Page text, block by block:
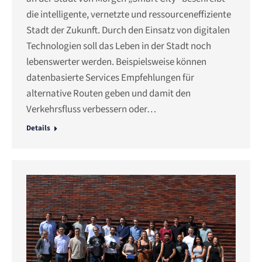
die intelligente, vernetzte und ressourceneffiziente
Stadt der Zukunft. Durch den Einsatz von digitalen
Technologien soll das Leben in der Stadt noch
lebenswerter werden. Beispielsweise können
datenbasierte Services Empfehlungen für
alternative Routen geben und damit den
Verkehrsfluss verbessern oder…
Details